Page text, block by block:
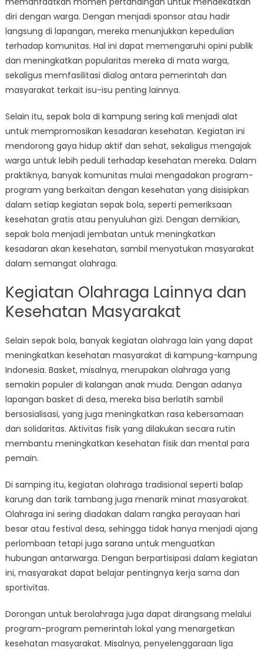
diri dengan warga. Dengan menjadi sponsor atau hadir
langsung di lapangan, mereka menunjukkan kepedulian
terhadap komunitas. Hal ini dapat memengaruhi opini publik
dan meningkatkan popularitas mereka di mata warga,
sekaligus memfasilitasi dialog antara pemerintah dan
masyarakat terkait isu-isu penting lainnya.
Selain itu, sepak bola di kampung sering kali menjadi alat
untuk mempromosikan kesadaran kesehatan. Kegiatan ini
mendorong gaya hidup aktif dan sehat, sekaligus mengajak
warga untuk lebih peduli terhadap kesehatan mereka. Dalam
praktiknya, banyak komunitas mulai mengadakan program-
program yang berkaitan dengan kesehatan yang disisipkan
dalam setiap kegiatan sepak bola, seperti pemeriksaan
kesehatan gratis atau penyuluhan gizi. Dengan demikian,
sepak bola menjadi jembatan untuk meningkatkan
kesadaran akan kesehatan, sambil menyatukan masyarakat
dalam semangat olahraga.
Kegiatan Olahraga Lainnya dan
Kesehatan Masyarakat
Selain sepak bola, banyak kegiatan olahraga lain yang dapat
meningkatkan kesehatan masyarakat di kampung-kampung
Indonesia. Basket, misalnya, merupakan olahraga yang
semakin populer di kalangan anak muda. Dengan adanya
lapangan basket di desa, mereka bisa berlatih sambil
bersosialisasi, yang juga meningkatkan rasa kebersamaan
dan solidaritas. Aktivitas fisik yang dilakukan secara rutin
membantu meningkatkan kesehatan fisik dan mental para
pemain.
Di samping itu, kegiatan olahraga tradisional seperti balap
karung dan tarik tambang juga menarik minat masyarakat.
Olahraga ini sering diadakan dalam rangka perayaan hari
besar atau festival desa, sehingga tidak hanya menjadi ajang
perlombaan tetapi juga sarana untuk menguatkan
hubungan antarwarga. Dengan berpartisipasi dalam kegiatan
ini, masyarakat dapat belajar pentingnya kerja sama dan
sportivitas.
Dorongan untuk berolahraga juga dapat dirangsang melalui
program-program pemerintah lokal yang menargetkan
kesehatan masyarakat. Misalnya, penyelenggaraan liga